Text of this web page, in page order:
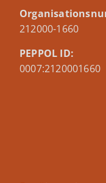
212000-1660
PEPPOL ID:
0007:2120001660